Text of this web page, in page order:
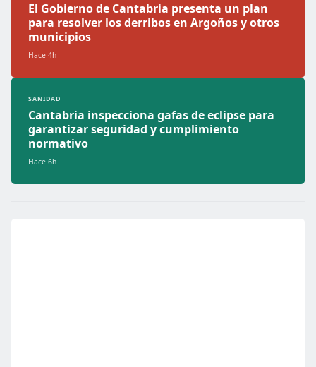
El Gobierno de Cantabria presenta un plan
para resolver los derribos en Argoños y otros
municipios
Hace 4h
SANIDAD
Cantabria inspecciona gafas de eclipse para
garantizar seguridad y cumplimiento
normativo
Hace 6h